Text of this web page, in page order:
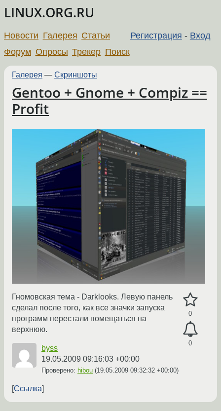
LINUX.ORG.RU
Регистрация - Вход
Новости Галерея Статьи
Форум Опросы Трекер Поиск
Галерея — Скриншоты
Gentoo + Gnome + Compiz ==
Profit
0
0
Гномовская тема - Darklooks. Левую панель
сделал после того, как все значки запуска
программ перестали помещаться на
верхнюю.
byss
19.05.2009 09:16:03 +00:00
Проверено: hibou (19.05.2009 09:32:32 +00:00)
Ссылка